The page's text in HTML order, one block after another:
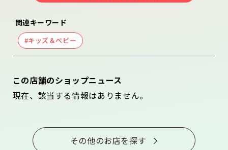
関連キーワード
#キッズ＆ベビー
この店舗のショップニュース
現在、該当する情報はありません。
その他のお店を探す